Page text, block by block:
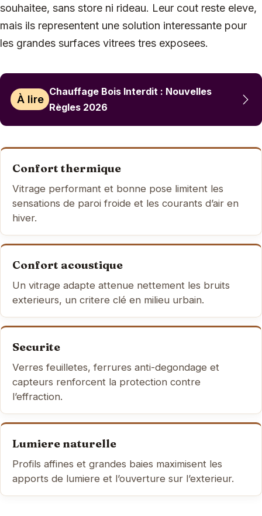
souhaitee, sans store ni rideau. Leur cout reste eleve,
mais ils representent une solution interessante pour
les grandes surfaces vitrees tres exposees.
À lire
Chauffage Bois Interdit : Nouvelles
Règles 2026
Confort thermique
Vitrage performant et bonne pose limitent les
sensations de paroi froide et les courants d’air en
hiver.
Confort acoustique
Un vitrage adapte attenue nettement les bruits
exterieurs, un critere clé en milieu urbain.
Securite
Verres feuilletes, ferrures anti-degondage et
capteurs renforcent la protection contre
l’effraction.
Lumiere naturelle
Profils affines et grandes baies maximisent les
apports de lumiere et l’ouverture sur l’exterieur.